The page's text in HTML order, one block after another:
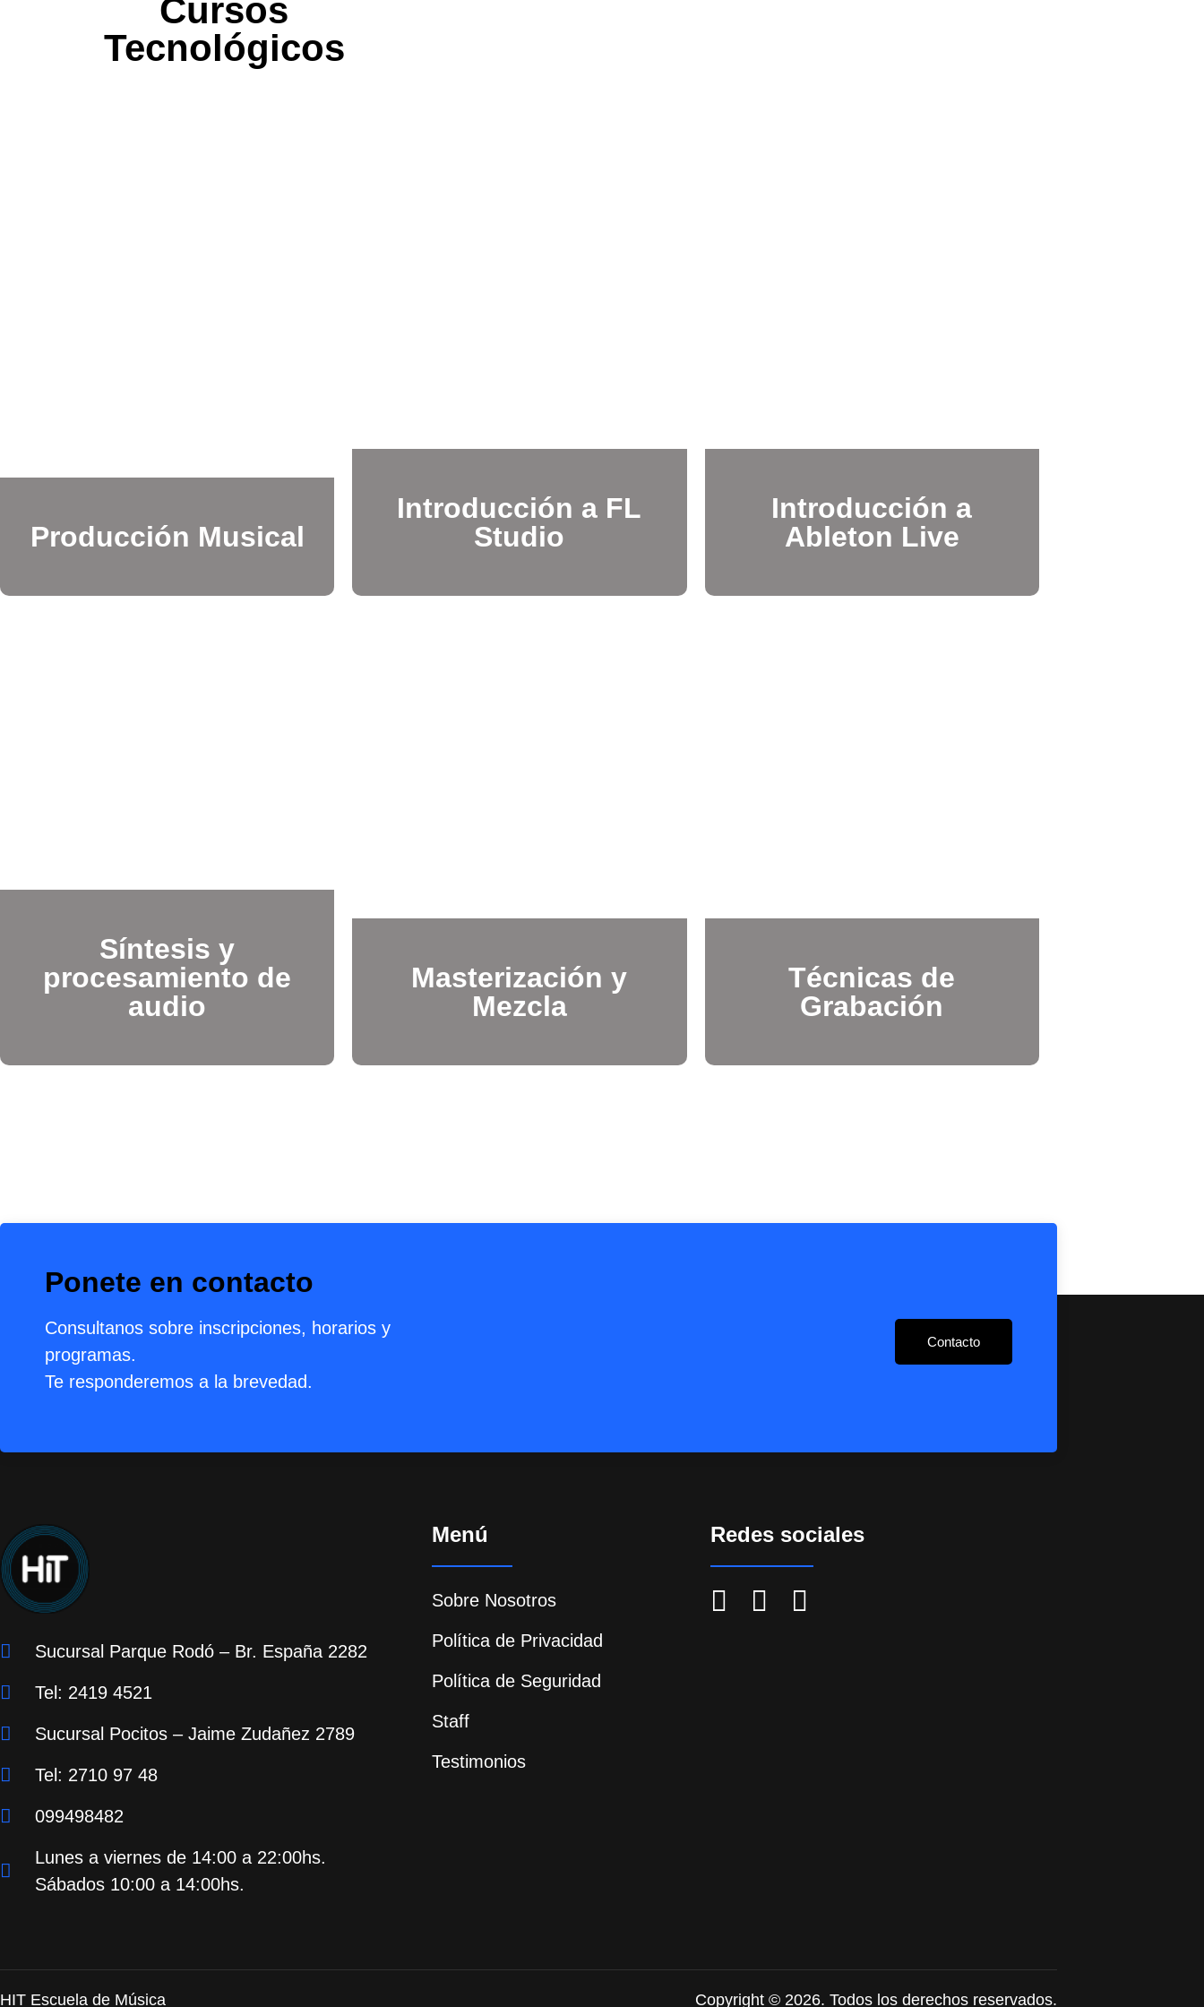
Cursos
Tecnológicos
Producción Musical
Introducción a FL
Studio
Introducción a
Ableton Live
Síntesis y
procesamiento de
audio
Masterización y
Mezcla
Técnicas de
Grabación
Ponete en contacto
Consultanos sobre inscripciones, horarios y
programas.
Te responderemos a la brevedad.
Contacto
Sucursal Parque Rodó – Br. España 2282
Tel: 2419 4521
Sucursal Pocitos – Jaime Zudañez 2789
Tel: 2710 97 48
099498482
Lunes a viernes de 14:00 a 22:00hs.
Sábados 10:00 a 14:00hs.
Menú
Sobre Nosotros
Política de Privacidad
Política de Seguridad
Staff
Testimonios
Redes sociales
HIT Escuela de Música Copyright © 2026. Todos los derechos reservados.